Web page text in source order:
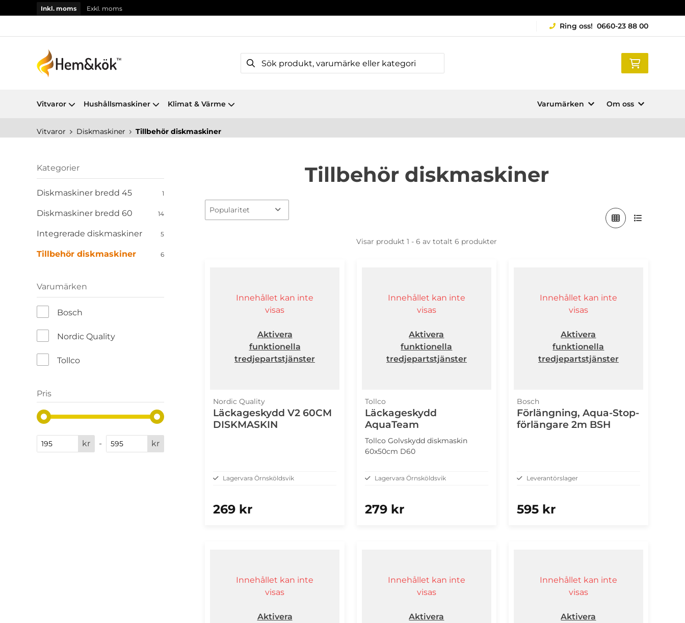
Inkl. moms Exkl. moms
Ring oss! 0660-23 88 00
Vitvaror Hushållsmaskiner Klimat & Värme Varumärken Om oss
Vitvaror Diskmaskiner Tillbehör diskmaskiner
Kategorier
Diskmaskiner bredd 45 1
Diskmaskiner bredd 60 14
Integrerade diskmaskiner 5
Tillbehör diskmaskiner 6
Varumärken
Bosch
Nordic Quality
Tollco
Pris
kr - kr
Tillbehör diskmaskiner
Visar produkt 1 - 6 av totalt 6 produkter
Innehållet kan inte
visas
Aktivera
funktionella
tredjepartstjänster
Nordic Quality
Läckageskydd V2 60CM
DISKMASKIN
Lagervara Örnsköldsvik
269 kr
Innehållet kan inte
visas
Aktivera
funktionella
tredjepartstjänster
Tollco
Läckageskydd
AquaTeam
Tollco Golvskydd diskmaskin
60x50cm D60
Lagervara Örnsköldsvik
279 kr
Innehållet kan inte
visas
Aktivera
funktionella
tredjepartstjänster
Bosch
Förlängning, Aqua-Stop-
förlängare 2m BSH
Leverantörslager
595 kr
Innehållet kan inte
visas
Aktivera
Innehållet kan inte
visas
Aktivera
Innehållet kan inte
visas
Aktivera